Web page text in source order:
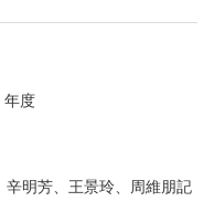
年度
明芳、王景玲、周維朋記